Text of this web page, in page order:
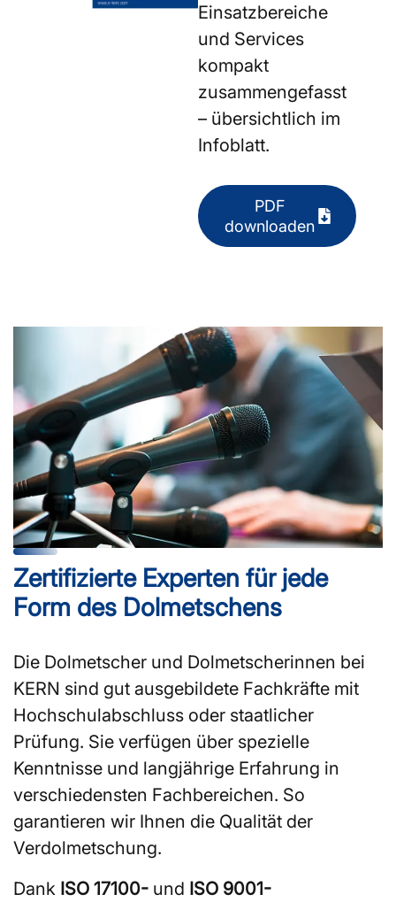
Einsatzbereiche
und Services
kompakt
zusammengefasst
– übersichtlich im
Infoblatt.
PDF
downloaden
Zertifizierte Experten für jede
Form des Dolmetschens
Die Dolmetscher und Dolmetscherinnen bei
KERN sind gut ausgebildete Fachkräfte mit
Hochschulabschluss oder staatlicher
Prüfung. Sie verfügen über spezielle
Kenntnisse und langjährige Erfahrung in
verschiedensten Fachbereichen. So
garantieren wir Ihnen die Qualität der
Verdolmetschung.
Dank ISO 17100- und ISO 9001-